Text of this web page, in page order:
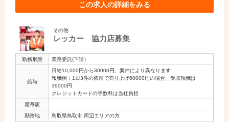
この求人の詳細をみる
その他
レッカー 協力店募集
勤務形態 業務委託(下請）
給与
日給10,000円から30000円、案件により異なります
報酬例：1日3件の依頼で売り上げ60000円の場合、受取報酬は
39000円
クレジットカードの手数料は当社負担
最寄駅
勤務地
鳥取県鳥取市 周辺エリアの方